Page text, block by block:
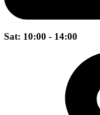
Sat: 10:00 - 14:00